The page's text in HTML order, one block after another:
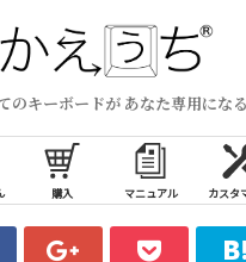
のキーボードが あなた専用になる
購入 マニュアル カスタ